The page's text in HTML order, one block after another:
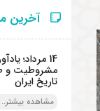
آخرین
14 مرداد؛
مشروطیت و
تاریخ ایران
مشاهده بیشتر..